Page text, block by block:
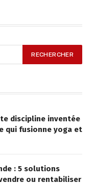
discipline inventée
qui fusionne yoga et
: 5 solutions
ou rentabiliser